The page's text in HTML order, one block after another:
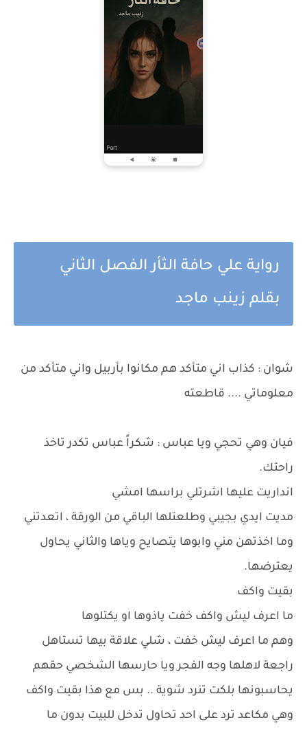
رواية علي حافة الثأر الفصل الثاني
بقلم زينب ماجد
شوان : كذاب اني متأكد هم مكانوا بأربيل واني متأكد من
معلوماتي .... قاطعته
فيان وهي تحجي ويا عباس : شكراً عباس تكدر تاخذ
راحتك.
انداريت عليها اشرتلي براسها امشي
مديت ايدي بجيبي وطلعتلها الباقي من الورقة ، اتعدتني
وما اخذتهن مني وابوها يتصايح وياها والثاني يحاول
يعترضها.
بقيت واكف
ما اعرف ليش واكف خفت ياذوها او يكتلوها
وهم ما اعرف ليش خفت ، شلي علاقة بيها تستاهل
راجعة لاهلها وجه الفجر ويا حارسها الشخصي حقهم
يحاسبونها بلكت تنرد شوية .. بس مع هذا بقيت واكف
وهي مكاعد ترد على احد تحاول تدخل للبيت بدون ما